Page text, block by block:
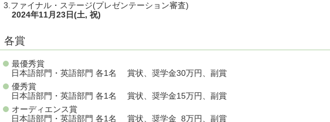
ファイナル・ステージ(プレゼンテーション審査)
2024年11月23日(土, 祝)
各賞
最優秀賞
日本語部門・英語部門 各1名 賞状、奨学金30万円、副賞
優秀賞
日本語部門・英語部門 各1名 賞状、奨学金15万円、副賞
オーディエンス賞
日本語部門・英語部門 各1名 賞状、奨学金 8万円、副賞